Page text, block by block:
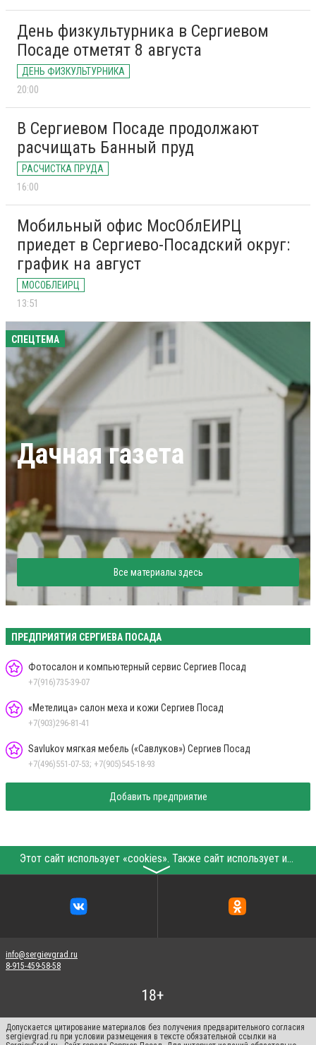
День физкультурника в Сергиевом
Посаде отметят 8 августа
ДЕНЬ ФИЗКУЛЬТУРНИКА
20:00
В Сергиевом Посаде продолжают
расчищать Банный пруд
РАСЧИСТКА ПРУДА
16:00
Мобильный офис МосОблЕИРЦ
приедет в Сергиево-Посадский округ:
график на август
МОСОБЛЕИРЦ
13:51
СПЕЦТЕМА
Дачная газета
Все материалы здесь
ПРЕДПРИЯТИЯ СЕРГИЕВА ПОСАДА
Фотосалон и компьютерный сервис Сергиев Посад
+7(916)735-39-07
«Метелица» салон меха и кожи Сергиев Посад
+7(903)296-81-41
Savlukov мягкая мебель («Савлуков») Сергиев Посад
+7(496)551-07-53; +7(905)545-18-93
Добавить предприятие
Этот сайт использует «cookies». Также сайт использует интернет-сервис для сбора технических данных касательно посетителей с целью получения маркетинговой и статистической информации. Условия обработки данных посетителей сайта см.
〉
info@sergievgrad.ru
8-915-459-58-58
Допускается цитирование материалов без получения предварительного согласия
sergievgrad.ru при условии размещения в тексте обязательной ссылки на